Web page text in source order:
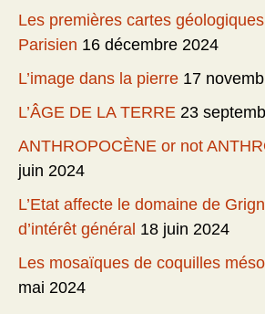
Les premières cartes
Parisien 16 décembre 2024
L’image dans la pierre 17
L’ÂGE DE LA TERRE 23
ANTHROPOCÈNE or not
juin 2024
L’Etat affecte le domaine de
d’intérêt général 18 juin 2024
Les mosaïques de coquilles
mai 2024